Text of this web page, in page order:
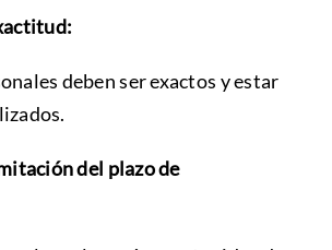
deben ser exactos y estar
del plazo de